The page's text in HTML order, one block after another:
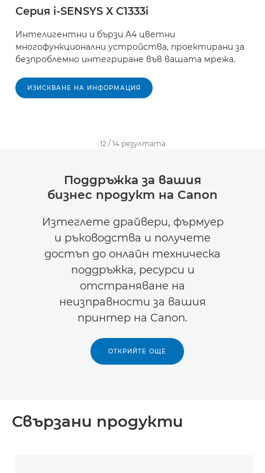
Серия i-SENSYS X C1333i
Интелигентни и бързи A4 цветни
многофункционални устройства, проектирани за
безпроблемно интегриране във вашата мрежа.
ИЗИСКВАНЕ НА ИНФОРМАЦИЯ
12/ 14 резултатa
Поддръжка за вашия
бизнес продукт на Canon
Изтеглете драйвери, фърмуер
и ръководства и получете
достъп до онлайн техническа
поддръжка, ресурси и
отстраняване на
неизправности за вашия
принтер на Canon.
ОТКРИЙТЕ ОЩЕ
Свързани продукти